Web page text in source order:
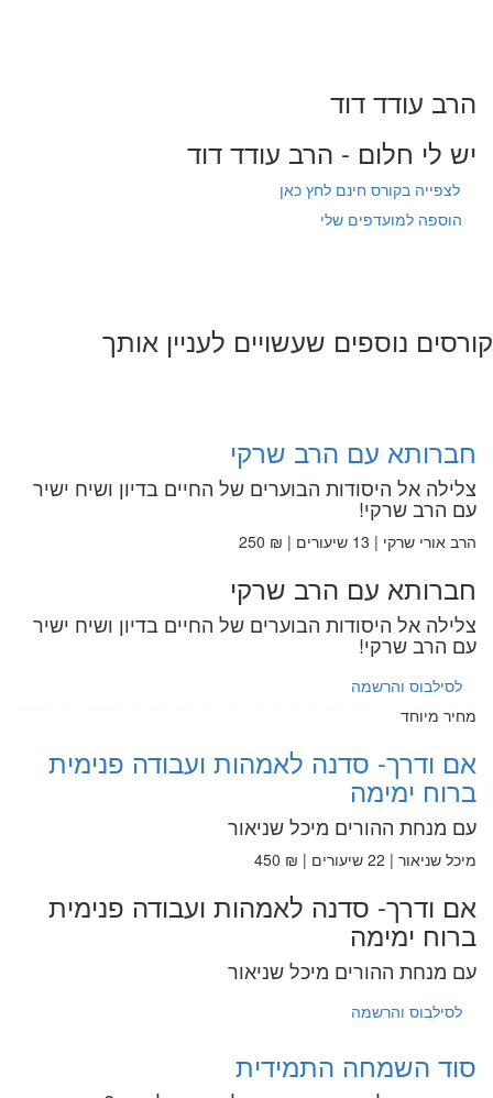
הרב עודד דוד
יש לי חלום - הרב עודד דוד
לצפייה בקורס חינם לחץ כאן
הוספה למועדפים שלי
קורסים נוספים שעשויים לעניין אותך
חברותא עם הרב שרקי
צלילה אל היסודות הבוערים של החיים בדיון ושיח ישיר
עם הרב שרקי!
הרב אורי שרקי | 13 שיעורים | ₪ 250
חברותא עם הרב שרקי
צלילה אל היסודות הבוערים של החיים בדיון ושיח ישיר
עם הרב שרקי!
לסילבוס והרשמה
מחיר מיוחד
אם ודרך- סדנה לאמהות ועבודה פנימית
ברוח ימימה
עם מנחת ההורים מיכל שניאור
מיכל שניאור | 22 שיעורים | ₪ 450
אם ודרך- סדנה לאמהות ועבודה פנימית
ברוח ימימה
עם מנחת ההורים מיכל שניאור
לסילבוס והרשמה
סוד השמחה התמידית